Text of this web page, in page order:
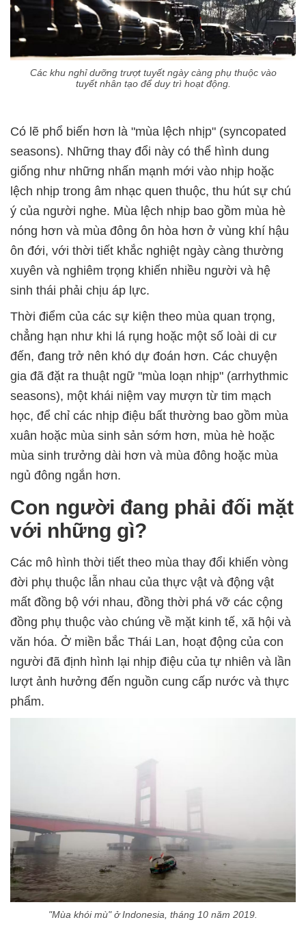
Các khu nghỉ dưỡng trượt tuyết ngày càng phụ thuộc vào
tuyết nhân tạo để duy trì hoạt động.
Có lẽ phổ biến hơn là "mùa lệch nhịp" (syncopated
seasons). Những thay đổi này có thể hình dung
giống như những nhấn mạnh mới vào nhịp hoặc
lệch nhịp trong âm nhạc quen thuộc, thu hút sự chú
ý của người nghe. Mùa lệch nhịp bao gồm mùa hè
nóng hơn và mùa đông ôn hòa hơn ở vùng khí hậu
ôn đới, với thời tiết khắc nghiệt ngày càng thường
xuyên và nghiêm trọng khiến nhiều người và hệ
sinh thái phải chịu áp lực.
Thời điểm của các sự kiện theo mùa quan trọng,
chẳng hạn như khi lá rụng hoặc một số loài di cư
đến, đang trở nên khó dự đoán hơn. Các chuyện
gia đã đặt ra thuật ngữ "mùa loạn nhịp" (arrhythmic
seasons), một khái niệm vay mượn từ tim mạch
học, để chỉ các nhịp điệu bất thường bao gồm mùa
xuân hoặc mùa sinh sản sớm hơn, mùa hè hoặc
mùa sinh trưởng dài hơn và mùa đông hoặc mùa
ngủ đông ngắn hơn.
Con người đang phải đối mặt
với những gì?
Các mô hình thời tiết theo mùa thay đổi khiến vòng
đời phụ thuộc lẫn nhau của thực vật và động vật
mất đồng bộ với nhau, đồng thời phá vỡ các cộng
đồng phụ thuộc vào chúng về mặt kinh tế, xã hội và
văn hóa. Ở miền bắc Thái Lan, hoạt động của con
người đã định hình lại nhịp điệu của tự nhiên và lần
lượt ảnh hưởng đến nguồn cung cấp nước và thực
phẩm.
"Mùa khói mù" ở Indonesia, tháng 10 năm 2019.